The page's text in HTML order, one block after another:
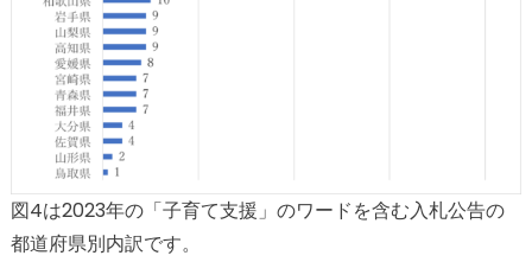
図4は2023年の「子育て支援」のワードを含む入札公告の
都道府県別内訳です。